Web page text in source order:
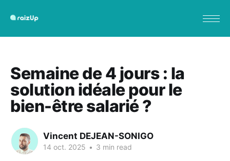
Semaine de 4 jours : la
solution idéale pour le
bien-être salarié ?
Vincent DEJEAN-SONIGO
14 oct. 2025 • 3 min read